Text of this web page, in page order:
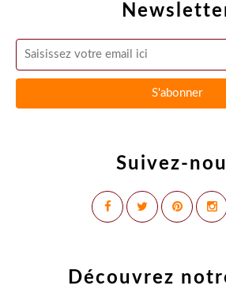
Suivez-
Découvrez